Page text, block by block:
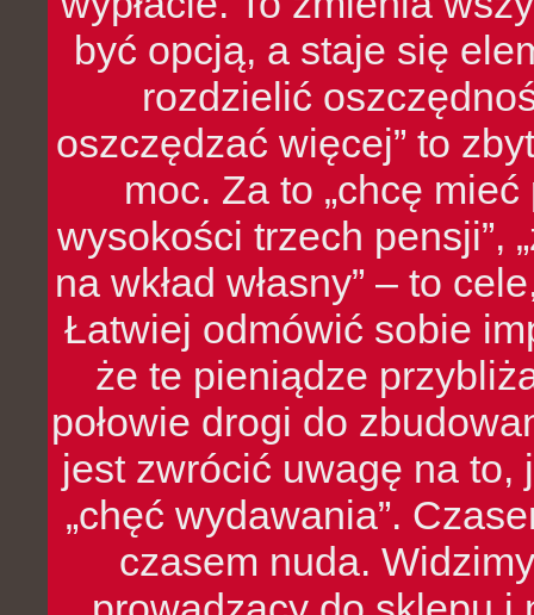
być opcją, a staje się
rozdzielić
oszczędzać więcej” to
moc. Za to „chcę
wysokości trzech pensji”,
na wkład własny” – to
Łatwiej odmówić sobie
że te pieniądze
połowie drogi do
jest zwrócić uwagę na to,
„chęć wydawania”.
czasem nuda.